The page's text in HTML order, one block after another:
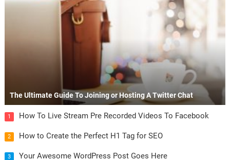
The Ultimate Guide To Joining or Hosting A Twitter Chat
1 How To Live Stream Pre Recorded Videos To Facebook
2 How to Create the Perfect H1 Tag for SEO
3 Your Awesome WordPress Post Goes Here